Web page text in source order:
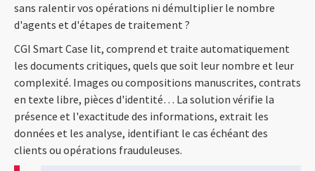
sans ralentir vos opérations ni démultiplier le nombre
d'agents et d'étapes de traitement ?
CGI SmartCase lit, comprend et traite automatiquement
les documents critiques, quels que soit leur nombre et leur
complexité. Images ou compositions manuscrites, contrats
en texte libre, pièces d'identité… La solution vérifie la
présence et l'exactitude des informations, extrait les
données et les analyse, identifiant le cas échéant des
clients ou opérations frauduleuses.